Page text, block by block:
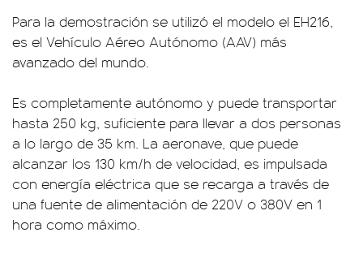
Para la demostración se utilizó el modelo el EH216,
es el Vehículo Aéreo Autónomo (AAV) más
avanzado del mundo.
Es completamente autónomo y puede transportar
hasta 250 kg, suficiente para llevar a dos personas
a lo largo de 35 km. La aeronave, que puede
alcanzar los 130 km/h de velocidad, es impulsada
con energía eléctrica que se recarga a través de
una fuente de alimentación de 220V o 380V en 1
hora como máximo.